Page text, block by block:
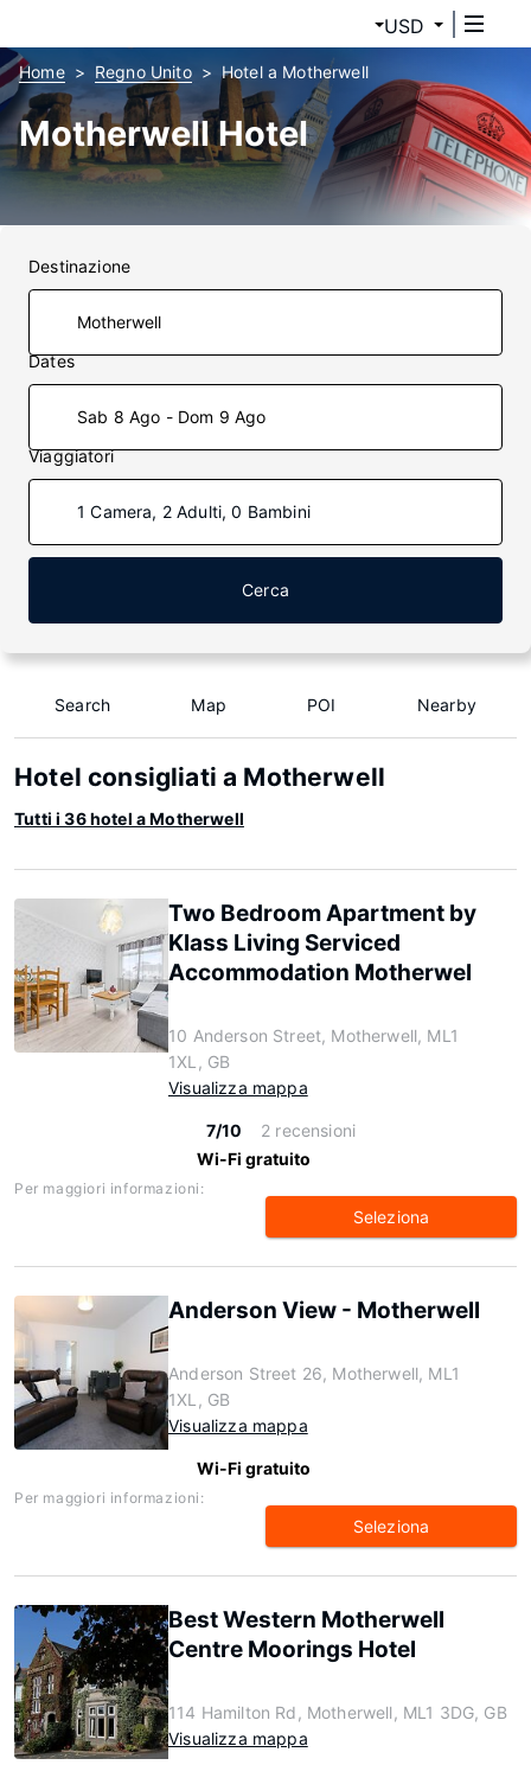
USD
Home Regno Unito Hotel a Motherwell
Motherwell Hotel
Destinazione
Dates
Sab 8 Ago - Dom 9 Ago
Viaggiatori
1 Camera, 2 Adulti, 0 Bambini
Cerca
Search Map POI Nearby
Hotel consigliati a Motherwell
Tutti i 36 hotel a Motherwell
Two Bedroom Apartment by
Klass Living Serviced
Accommodation Motherwel
10 Anderson Street, Motherwell, ML1
1XL, GB
Visualizza mappa
7/10
2 recensioni
Wi-Fi gratuito
Per maggiori informazioni:
Seleziona
Anderson View - Motherwell
Anderson Street 26, Motherwell, ML1
1XL, GB
Visualizza mappa
Wi-Fi gratuito
Per maggiori informazioni:
Seleziona
Best Western Motherwell
Centre Moorings Hotel
114 Hamilton Rd, Motherwell, ML1 3DG, GB
Visualizza mappa